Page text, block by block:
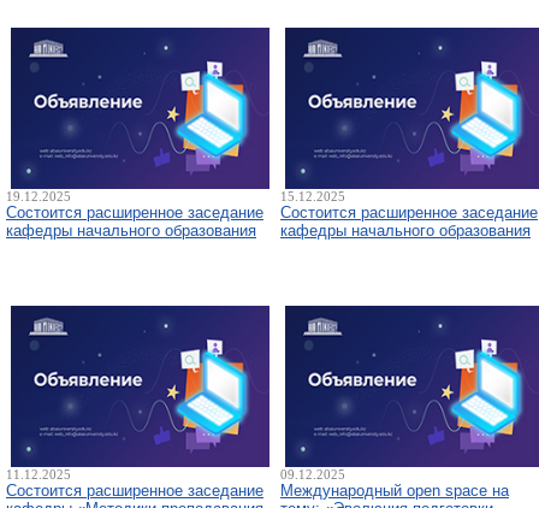
19.12.2025
Состоится расширенное заседание
кафедры начального образования
15.12.2025
Состоится расширенное заседание
кафедры начального образования
11.12.2025
Состоится расширенное заседание
09.12.2025
Международный open space на